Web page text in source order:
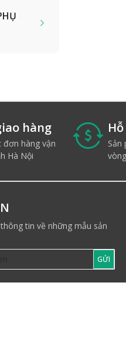
hàng
đơn hàng vận
Hà Nội
Sản
tin về những mẫu sản
GỬI